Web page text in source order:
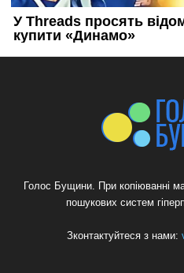
Голос Бущини. При копіюванні
пошукових систем
Зконтактуйтеся з нами: